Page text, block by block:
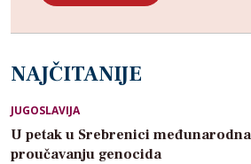
NAJČITANIJE
JUGOSLAVIJA
U petak u Srebrenici
proučavanju genocida